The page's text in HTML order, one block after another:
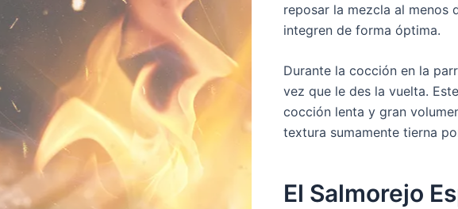
reposar la mezcla al menos
integren de forma óptima.
Durante la cocción en la
vez que le des la vuelta.
cocción lenta y gran
textura sumamente tierna
El Salmorejo